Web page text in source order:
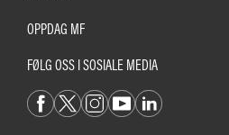
OPPDAG MF
FØLG OSS I SOSIALE MEDIA